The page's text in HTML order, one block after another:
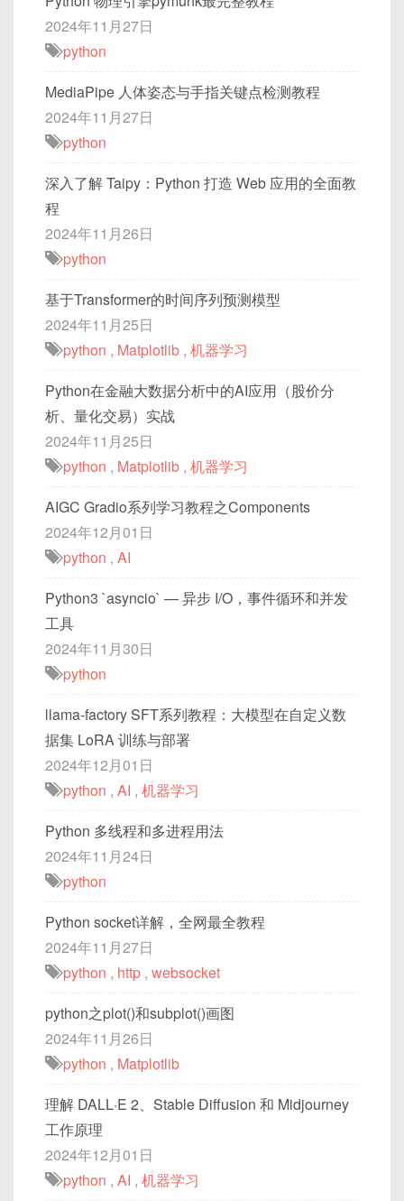
2024年11月27日
python
MediaPipe 人体姿态与手指关键点检测教程
2024年11月27日
python
深入了解 Taipy：Python 打造 Web 应用的全面教
程
2024年11月26日
python
基于Transformer的时间序列预测模型
2024年11月25日
python , Matplotlib , 机器学习
Python在金融大数据分析中的AI应用（股价分
析、量化交易）实战
2024年11月25日
python , Matplotlib , 机器学习
AIGC Gradio系列学习教程之Components
2024年12月01日
python , AI
Python3 `asyncio` — 异步 I/O，事件循环和并发
工具
2024年11月30日
python
llama-factory SFT系列教程：大模型在自定义数
据集 LoRA 训练与部署
2024年12月01日
python , AI , 机器学习
Python 多线程和多进程用法
2024年11月24日
python
Python socket详解，全网最全教程
2024年11月27日
python , http , websocket
python之plot()和subplot()画图
2024年11月26日
python , Matplotlib
理解 DALL·E 2、Stable Diffusion 和 Midjourney
工作原理
2024年12月01日
python , AI , 机器学习